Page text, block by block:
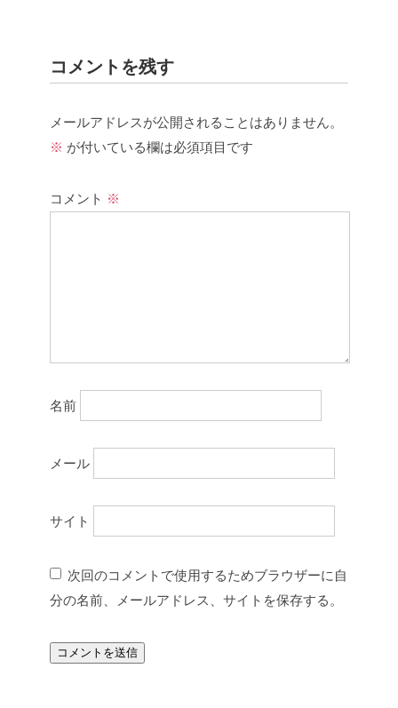
コメントを残す
メールアドレスが公開されることはありません。
※ が付いている欄は必須項目です
コメント ※
名前
メール
サイト
次回のコメントで使用するためブラウザーに自
分の名前、メールアドレス、サイトを保存する。